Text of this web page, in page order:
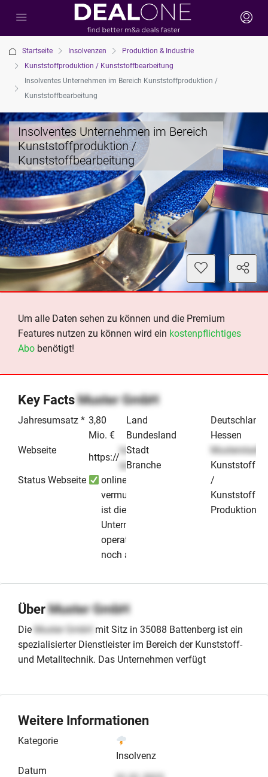
Startseite Insolvenzen
Produktion & Industrie
Kunststoffproduktion / Kunststoffbearbeitung
Insolventes Unternehmen im Bereich Kunststoffproduktion /
Kunststoffbearbeitung
Insolventes Unternehmen im Bereich
Kunststoffproduktion /
Kunststoffbearbeitung
Um alle Daten sehen zu können und die Premium
Features nutzen zu können wird ein kostenpflichtiges
Abo benötigt!
Key FactsMuster GmbH
Jahresumsatz * 3,80
Mio. €
Webseite
https://
lorem-
ipsum
.de
Status Webseite
online -
vermutlich
ist dieses
Unternehmen
operativ
noch aktiv
Land
Deutschland
Bundesland
Hessen
Stadt
Musterstadt
Branche
/
Produktion &
ÜberMuster GmbH
Die Muster GmbH mit Sitz in 35088 Battenberg ist ein
spezialisierter Dienstleister im Bereich der Kunststoff-
und Metalltechnik. Das Unternehmen verfügt
Weitere Informationen
Kategorie
Insolvenz
Datum